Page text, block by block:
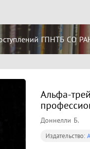
ГПНТБ СО
Альфа-
Доннелли Б.
Издательство: